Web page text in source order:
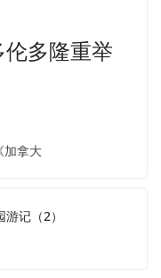
多隆重举
加拿大
记（2）